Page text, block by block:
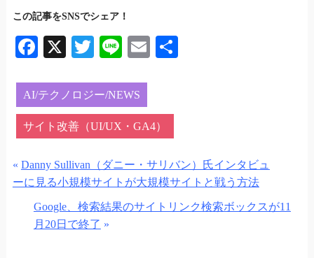
この記事をSNSでシェア！
Fa
bo
ok
X
T
tte
r
Li
E
AI/テクノロジー/NEWS
サイト改善（UI/UX・GA4）
« Danny Sullivan（ダニー・サリバン）氏インタビュ
ーに見る小規模サイトが大規模サイトと戦う方法
Google、検索結果のサイトリンク検索ボックスが11
月20日で終了 »